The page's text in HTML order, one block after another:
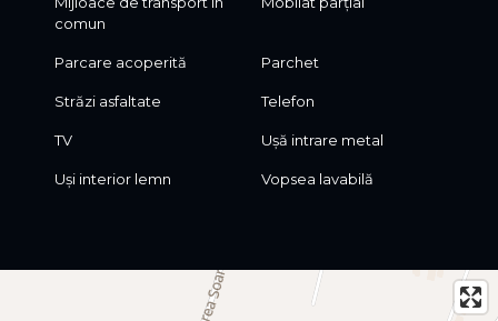
comun
Parcare acoperită Parchet
Străzi asfaltate Telefon
TV Ușă intrare metal
Uși interior lemn Vopsea lavabilă